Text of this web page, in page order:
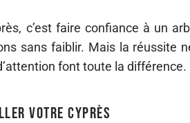
c’est faire confiance à un
sans faiblir. Mais la réussite
font toute la différence.
votre cyprès